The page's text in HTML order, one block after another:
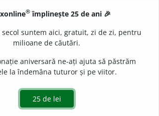
® împlinește 25 de ani 🎉
suntem aici, gratuit, zi de zi, pentru
milioane de căutări.
aniversară ne-ați ajuta să păstrăm
la îndemâna tuturor și pe viitor.